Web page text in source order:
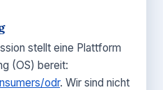
stellt eine Plattform
(OS) bereit:
odr. Wir sind nicht